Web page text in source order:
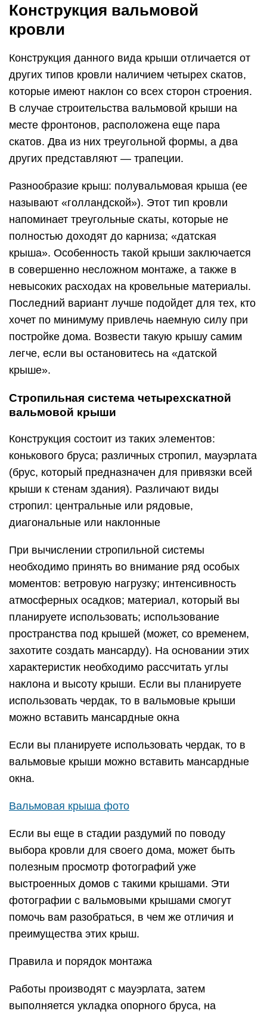
Конструкция вальмовой
кровли
Конструкция данного вида крыши отличается от
других типов кровли наличием четырех скатов,
которые имеют наклон со всех сторон строения.
В случае строительства вальмовой крыши на
месте фронтонов, расположена еще пара
скатов. Два из них треугольной формы, а два
других представляют — трапеции.
Разнообразие крыш: полувальмовая крыша (ее
называют «голландской»). Этот тип кровли
напоминает треугольные скаты, которые не
полностью доходят до карниза; «датская
крыша». Особенность такой крыши заключается
в совершенно несложном монтаже, а также в
невысоких расходах на кровельные материалы.
Последний вариант лучше подойдет для тех, кто
хочет по минимуму привлечь наемную силу при
постройке дома. Возвести такую крышу самим
легче, если вы остановитесь на «датской
крыше».
Стропильная система четырехскатной
вальмовой крыши
Конструкция состоит из таких элементов:
конькового бруса; различных стропил, мауэрлата
(брус, который предназначен для привязки всей
крыши к стенам здания). Различают виды
стропил: центральные или рядовые,
диагональные или наклонные
При вычислении стропильной системы
необходимо принять во внимание ряд особых
моментов: ветровую нагрузку; интенсивность
атмосферных осадков; материал, который вы
планируете использовать; использование
пространства под крышей (может, со временем,
захотите создать мансарду). На основании этих
характеристик необходимо рассчитать углы
наклона и высоту крыши. Если вы планируете
использовать чердак, то в вальмовые крыши
можно вставить мансардные окна
Если вы планируете использовать чердак, то в
вальмовые крыши можно вставить мансардные
окна.
Вальмовая крыша фото
Если вы еще в стадии раздумий по поводу
выбора кровли для своего дома, может быть
полезным просмотр фотографий уже
выстроенных домов с такими крышами. Эти
фотографии с вальмовыми крышами смогут
помочь вам разобраться, в чем же отличия и
преимущества этих крыш.
Правила и порядок монтажа
Работы производят с мауэрлата, затем
выполняется укладка опорного бруса, на